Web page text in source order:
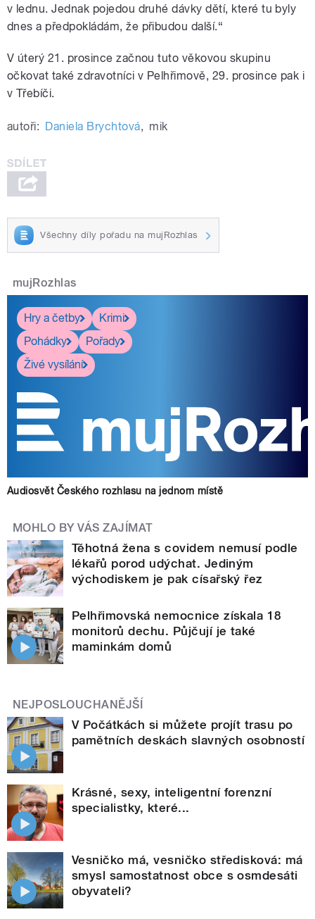
v lednu. Jednak pojedou druhé dávky dětí, které tu byly
dnes a předpokládám, že přibudou další.“
V úterý 21. prosince začnou tuto věkovou skupinu
očkovat také zdravotníci v Pelhřimově, 29. prosince pak i
v Třebíči.
autoři: Daniela Brychtová, mik
Všechny díly pořadu na mujRozhlas
mujRozhlas
Hry a četby
Krimi
Pohádky
Pořady
Živé vysílání
Audiosvět Českého rozhlasu na jednom místě
MOHLO BY VÁS ZAJÍMAT
Těhotná žena s covidem nemusí podle
lékařů porod udýchat. Jediným
východiskem je pak císařský řez
Pelhřimovská nemocnice získala 18
monitorů dechu. Půjčují je také
maminkám domů
NEJPOSLOUCHANĚJŠÍ
V Počátkách si můžete projít trasu po
pamětních deskách slavných osobností
Krásné, sexy, inteligentní forenzní
specialistky, které...
Vesničko má, vesničko středisková: má
smysl samostatnost obce s osmdesáti
obyvateli?